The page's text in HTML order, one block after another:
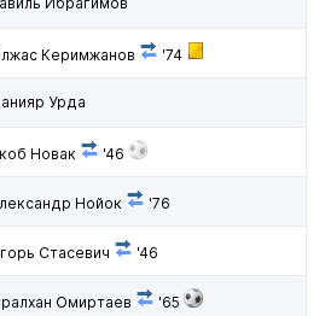
Керимжанов '74
Урда
Новак '46
Нойок '76
Стасевич '46
Омиртаев '65